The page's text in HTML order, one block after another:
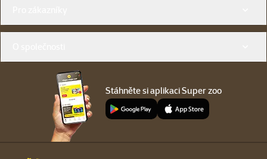
Stáhněte si aplikaci Super zoo